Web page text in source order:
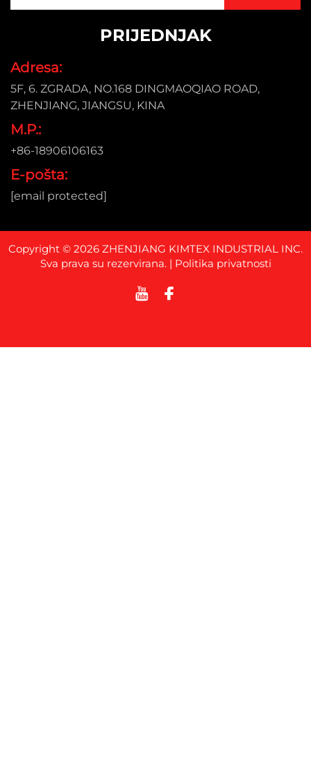
PRIJEDNJAK
Adresa:
5F, 6. ZGRADA, NO.168 DINGMAOQIAO ROAD,
ZHENJIANG, JIANGSU, KINA
M.P.:
+86-18906106163
E-pošta:
[email protected]
Copyright © 2026 ZHENJIANG KIMTEX INDUSTRIAL INC.
Sva prava su rezervirana. | Politika privatnosti